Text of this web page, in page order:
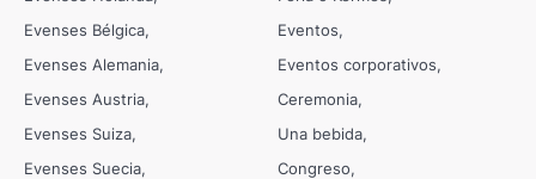
Evenses Bélgica
Evenses Alemania
Evenses Austria
Evenses Suiza
Evenses Suecia
Eventos
Eventos corporativos
Ceremonia
Una bebida
Congreso